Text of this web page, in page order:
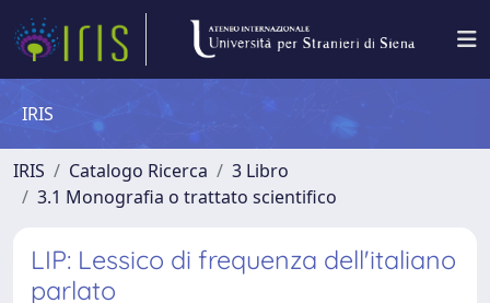
IRIS
IRIS Catalogo Ricerca
3 Libro
3.1 Monografia o trattato scientifico
LIP: Lessico di frequenza dell'italiano
parlato